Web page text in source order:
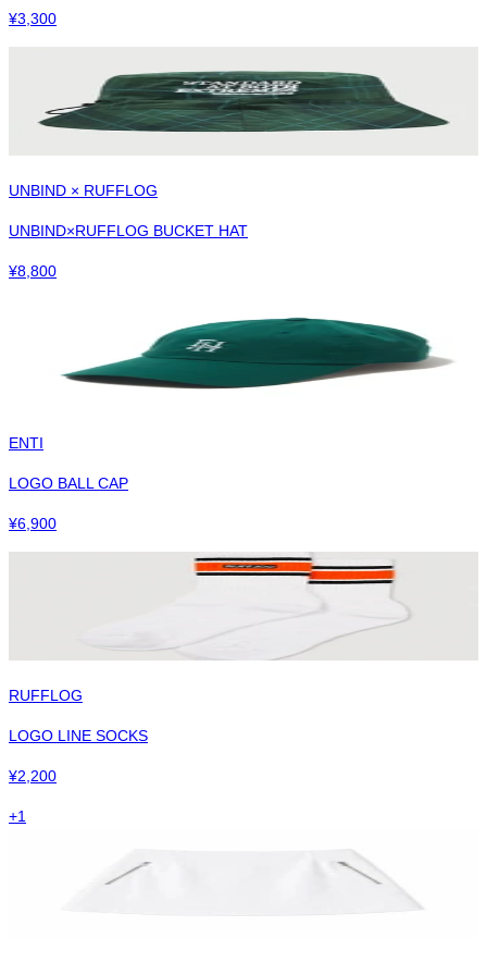
¥3,300
UNBIND × RUFFLOG
UNBIND×RUFFLOG BUCKET HAT
¥8,800
ENTI
LOGO BALL CAP
¥6,900
RUFFLOG
LOGO LINE SOCKS
¥2,200
+1